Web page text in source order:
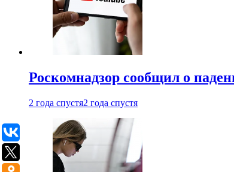
Роскомнадзор сообщил о
2 года спустя2 года спустя